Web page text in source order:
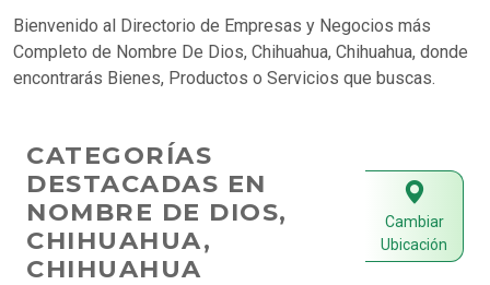
Bienvenido al Directorio de Empresas y Negocios más
Completo de Nombre De Dios, Chihuahua, Chihuahua, donde
encontrarás Bienes, Productos o Servicios que buscas.
CATEGORÍAS
DESTACADAS EN
NOMBRE DE DIOS,
CHIHUAHUA,
CHIHUAHUA
Cambiar
Ubicación